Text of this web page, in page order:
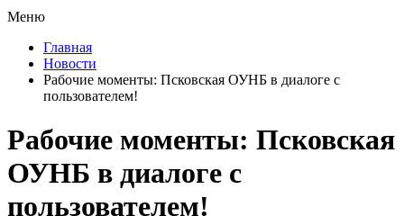
Меню
Главная
Новости
Рабочие моменты: Псковская ОУНБ в диалоге с
пользователем!
Рабочие моменты: Псковская
ОУНБ в диалоге с
пользователем!